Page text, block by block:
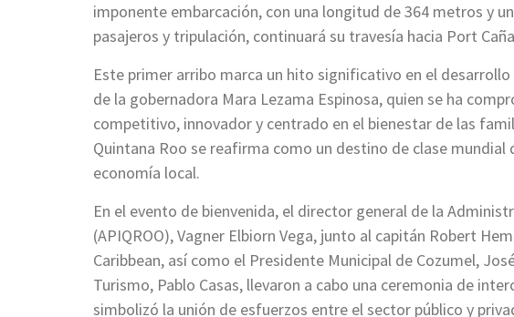
imponente embarcación, con una longitud de 364 metros y
pasajeros y tripulación, continuará su travesía hacia Port
Este primer arribo marca un hito significativo en el
de la gobernadora Mara Lezama Espinosa, quien se ha
competitivo, innovador y centrado en el bienestar de las
Quintana Roo se reafirma como un destino de clase
economía local.
En el evento de bienvenida, el director general de la
(APIQROO), Vagner Elbiorn Vega, junto al capitán Robert
Caribbean, así como el Presidente Municipal de Cozumel,
Turismo, Pablo Casas, llevaron a cabo una ceremonia de
simbolizó la unión de esfuerzos entre el sector público y